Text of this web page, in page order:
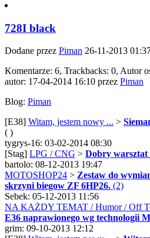
728I black
Dodane przez Piman 26-11-2013
Komentarze: 6, Trackbacks: 0, Autor
autor: 17-04-2014 16:10 przez Piman
Blog: Piman
[E38] Witam, jestem nowy ... >
( )
tygrys-16: 03-02-2014 08:30
[Stag] LPG / CNG > Dobry warsztat
bartolo: 08-12-2013 19:47
MOTOSHOP24 > Zestaw do
skrzyni biegow ZF 6HP26. (2)
Sebek: 05-12-2013 11:56
NA KAŻDY TEMAT / Humor / Off
E36 naprawionego wg technologii
grim: 09-10-2013 12:12